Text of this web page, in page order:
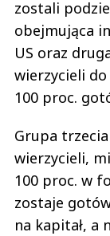
zostali
obejmująca
US oraz
wierzycieli do
100 proc.
Grupa
wierzycieli,
100 proc. w
zostaje
na kapitał, a